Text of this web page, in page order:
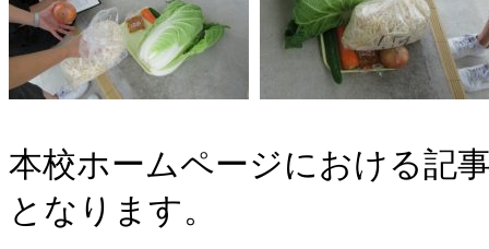
本校ホームページにおける記
となります。